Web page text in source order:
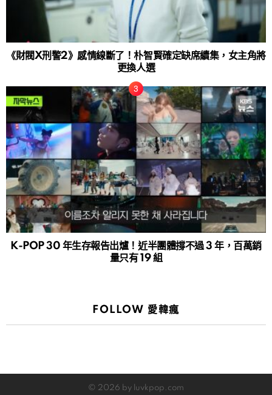
《財閥X刑警2》感情線斷了！朴智賢確定缺席續集，女主角將
更換人選
K-POP 30 年生存報告出爐！近半團體撐不過 3 年，百萬銷
量只有 19 組
FOLLOW 愛韓瘋
© 2026 by luvkpop.com